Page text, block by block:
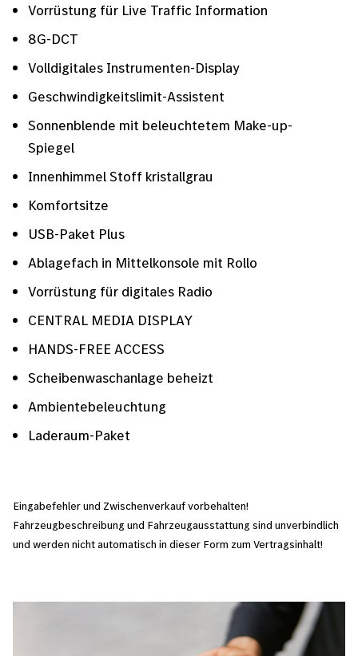
Vorrüstung für Live Traffic Information
8G-DCT
Volldigitales Instrumenten-Display
Geschwindigkeitslimit-Assistent
Sonnenblende mit beleuchtetem Make-up-
Spiegel
Innenhimmel Stoff kristallgrau
Komfortsitze
USB-Paket Plus
Ablagefach in Mittelkonsole mit Rollo
Vorrüstung für digitales Radio
CENTRAL MEDIA DISPLAY
HANDS-FREE ACCESS
Scheibenwaschanlage beheizt
Ambientebeleuchtung
Laderaum-Paket
Eingabefehler und Zwischenverkauf vorbehalten!
Fahrzeugbeschreibung und Fahrzeugausstattung sind unverbindlich
und werden nicht automatisch in dieser Form zum Vertragsinhalt!